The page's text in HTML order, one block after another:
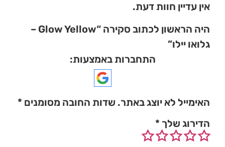
אין עדיין חוות דעת.
היה הראשון לכתוב סקירה “Glow Yellow –
גלואו יילו”
התחברות באמצעות:
האימייל לא יוצג באתר. שדות החובה מסומנים *
הדירוג שלך *